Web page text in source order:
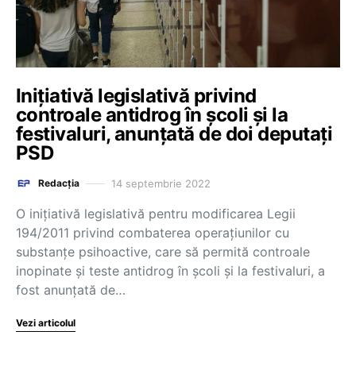
Inițiativă legislativă privind
controale antidrog în școli și la
festivaluri, anunțată de doi deputați
PSD
Redacția 14 septembrie 2022
O inițiativă legislativă pentru modificarea Legii
194/2011 privind combaterea operațiunilor cu
substanțe psihoactive, care să permită controale
inopinate și teste antidrog în școli și la festivaluri, a
fost anunțată de…
Vezi articolul